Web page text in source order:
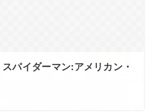
スパイダーマン:アメリカン・